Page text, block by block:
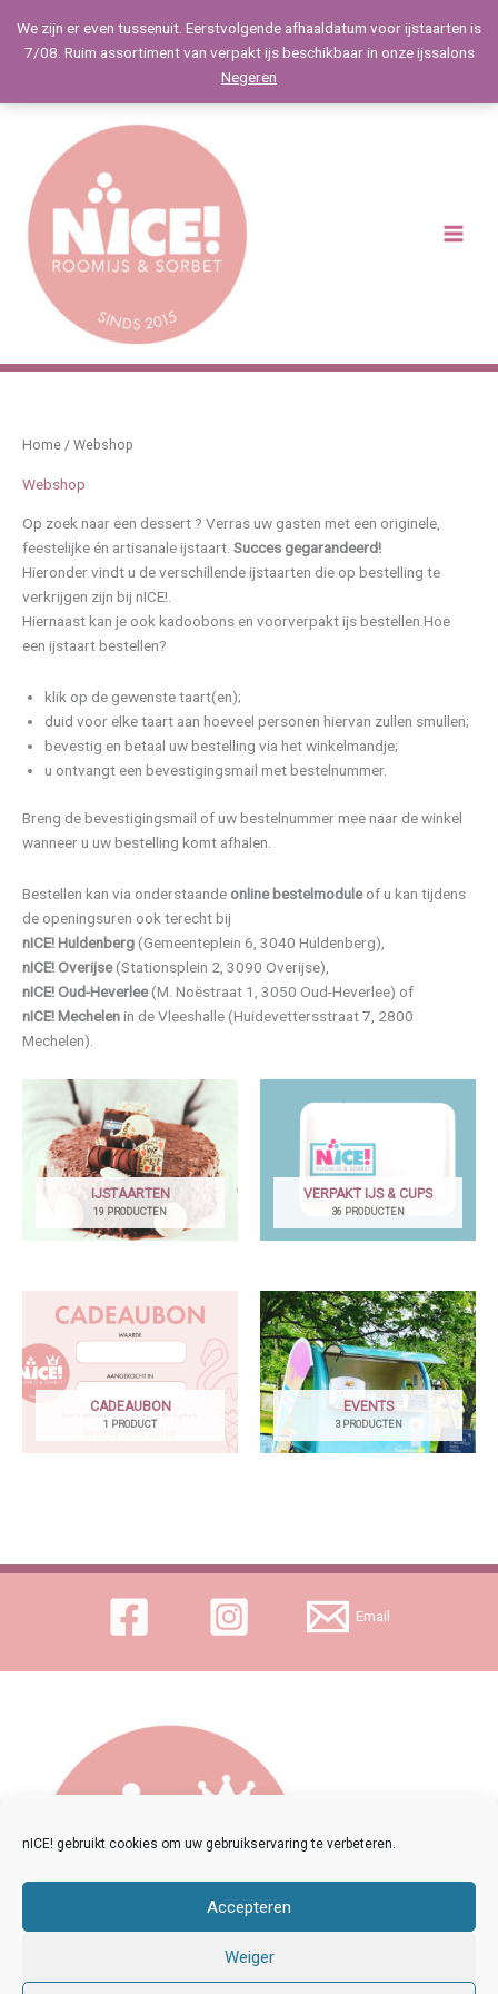
nICE! gebruikt cookies om uw gebruikservaring te verbeteren.
Accepteren
Weiger
We zijn er even tussenuit. Eerstvolgende afhaaldatum voor ijstaarten is
7/08. Ruim assortiment van verpakt ijs beschikbaar in onze ijssalons
Negeren
naar
Home / Webshop
Webshop
Op zoek naar een dessert ? Verras uw gasten met een originele,
feestelijke én artisanale ijstaart. Succes gegarandeerd!
Hieronder vindt u de verschillende ijstaarten die op bestelling te
verkrijgen zijn bij nICE!.
Hiernaast kan je ook kadoobons en voorverpakt ijs bestellen.Hoe
een ijstaart bestellen?
klik op de gewenste taart(en);
duid voor elke taart aan hoeveel personen hiervan zullen smullen;
bevestig en betaal uw bestelling via het winkelmandje;
u ontvangt een bevestigingsmail met bestelnummer.
Breng de bevestigingsmail of uw bestelnummer mee naar de winkel
wanneer u uw bestelling komt afhalen.
Bestellen kan via onderstaande online bestelmoduleof u kan tijdens
de openingsuren ook terecht bij
nICE! Huldenberg (Gemeenteplein 6, 3040 Huldenberg),
nICE! Overijse(Stationsplein 2, 3090 Overijse),
nICE! Oud-Heverlee(M. Noëstraat 1, 3050 Oud-Heverlee) of
nICE!Mechelenin de Vleeshalle (Huidevettersstraat 7, 2800
Mechelen).
IJSTAARTEN
19 PRODUCTEN
VERPAKT IJS & CUPS
36 PRODUCTEN
CADEAUBON
1 PRODUCT
EVENTS
3 PRODUCTEN
Email